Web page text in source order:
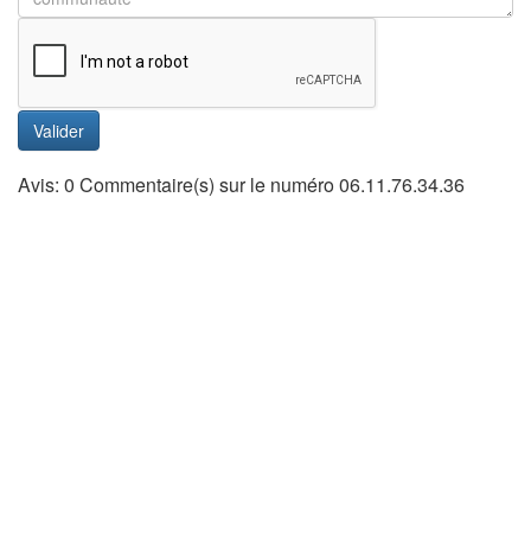
Valider
Avis: 0 Commentaire(s) sur le numéro 06.11.76.34.36